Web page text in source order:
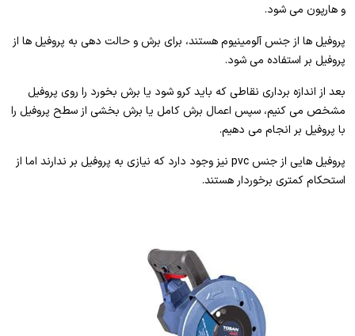
و هارپون می شود.
پروفیل ها از جنس آلومینیوم هستند، برای برش و حالت دهی به پروفیل ها از
پروفیل بر استفاده می شود.
بعد از اندازه برداری نقاطی که باید کرو شود یا برش بخورد را روی پروفیل
مشخص می کنیم، سپس اعمال برش کامل یا برش بخشی از سطح پروفیل را
با پروفیل بر انجام می دهیم.
پروفیل هایی از جنس pvc نیز وجود دارد که نیازی به پروفیل بر ندارند اما از
استحکام کمتری برخوردار هستند.